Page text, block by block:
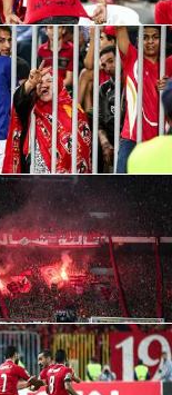
آسيا
أمريكا
ركن الألعاب
أقسام خاصة
Gamers
ميركاتو
تحقيق في الجول
تقرير في الجول